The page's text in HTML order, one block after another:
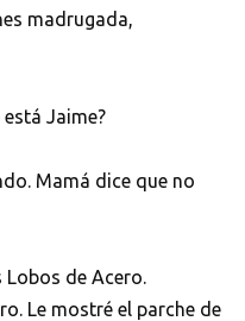
madrugada,
Jaime?
Mamá dice que no
de Acero.
Le mostré el parche de